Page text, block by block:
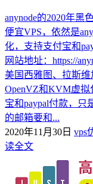
anynode的2020年黑
便宜VPS，依然是
化，支持支付宝和
网站地址：https://
美国西雅图、拉斯
OpenVZ和KVM虚拟
宝和paypal付款，只
的邮箱要和...
2020年11月30日 vps
读全文